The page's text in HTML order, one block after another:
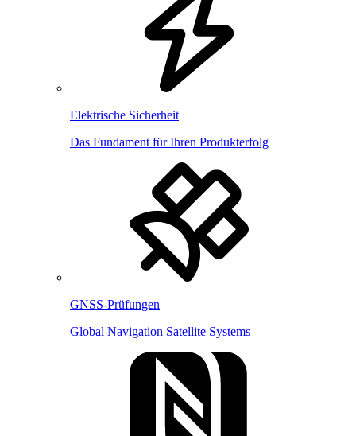
Elektrische Sicherheit
Das Fundament für Ihren Produkterfolg
GNSS-Prüfungen
Global Navigation Satellite Systems